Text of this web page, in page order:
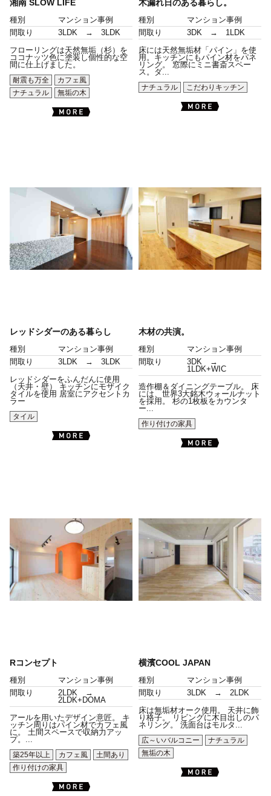
湘南 SLOW LIFE
種別
マンション事例
間取り
3LDK → 3LDK
フローリングは天然無垢（杉）を
ココナッツ色に塗装し個性的な空
間に仕上げました。
耐震も万全
カフェ風
ナチュラル
無垢の木
木漏れ日のある暮らし。
種別
マンション事例
間取り
3DK → 1LDK
床には天然無垢材「パイン」を使
用。キッチンにもパイン材をパネ
リング。 窓際にミニ書斎スペー
ス。ダ...
ナチュラル
こだわりキッチン
レッドシダーのある暮らし
種別
マンション事例
間取り
3LDK → 3LDK
レッドシダーをふんだんに使用
（天井・壁） キッチンにモザイク
タイルを使用 居室にアクセントカ
ラー
タイル
木材の共演。
種別
マンション事例
間取り
3DK →
1LDK+WIC
造作棚＆ダイニングテーブル。 床
には、世界3大銘木ウォールナット
を採用。 杉の1枚板をカウンタ
ー...
作り付けの家具
Rコンセプト
種別
マンション事例
間取り
2LDK →
2LDK+DOMA
アールを用いたデザイン意匠。 キ
ッチン周りはパイン材でカフェ風
に。 土間スペースで収納力アッ
プ。...
築25年以上
カフェ風
土間あり
作り付けの家具
横濱COOL JAPAN
種別
マンション事例
間取り
3LDK → 2LDK
床は無垢材オーク使用。 天井に飾
り格子。 リビングに木目出しのパ
ネリング。 洗面台はモルタ...
広～いバルコニー
ナチュラル
無垢の木